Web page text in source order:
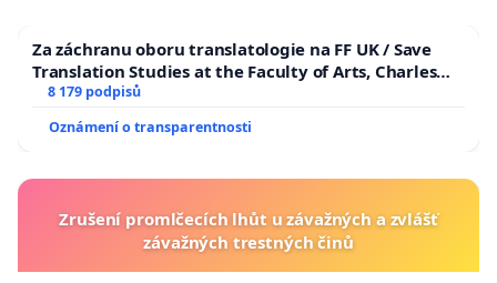
Za záchranu oboru translatologie na FF UK / Save
Translation Studies at the Faculty of Arts, Charles
University
8 179 podpisů
Oznámení o transparentnosti
Zrušení promlčecích lhůt u závažných a zvlášť
závažných trestných činů